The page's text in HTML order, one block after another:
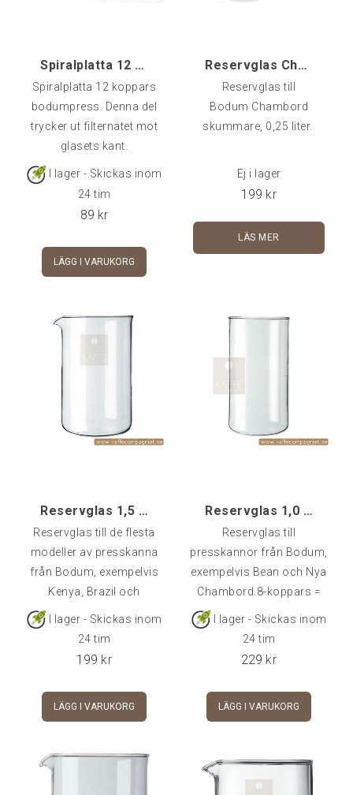
Spiralplatta 12 koppars
Spiralplatta 12 koppars
bodumpress. Denna del
trycker ut filternätet mot
glasets kant.
I lager - Skickas inom
24 tim
89 kr
LÄGG I VARUKORG
Reservglas Chambord Skummare
Reservglas till
Bodum Chambord
skummare, 0,25 liter.
Ej i lager
199 kr
LÄS MER
Reservglas 1,5 - 12-koppars
Reservglas till de flesta
modeller av presskanna
från Bodum, exempelvis
Kenya, Brazil och
Chambord original.12-
koppars = 1,5 l. Diameter
I lager - Skickas inom
24 tim
199 kr
LÄGG I VARUKORG
Reservglas 1,0 - utan Pip
Reservglas till
presskannor från Bodum,
exempelvis Bean och Nya
Chambord.8-koppars =
1,0 l. Diameter ca 10 cm
I lager - Skickas inom
24 tim
229 kr
LÄGG I VARUKORG